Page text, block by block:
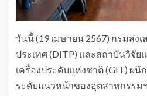
วันนี้ (19 เมษายน 2567) กรมส่ง
ประเทศ (DITP) และสถาบันวิ
เครื่องประดับแห่งชาติ (GIT) ผ
ระดับแนวหน้าของอุตสาหกรรม